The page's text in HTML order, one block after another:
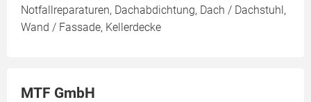
Notfallreparaturen, Dachabdichtung, Dach / Dachstuhl,
Wand / Fassade, Kellerdecke
MTF GmbH